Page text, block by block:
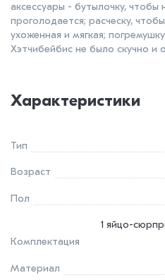
аксессуары - бутылочку,
проголодается; расческу,
ухоженная и мягкая;
Хэтчибейбис не было скучно и
Характеристики
Тип
Возраст
Пол
Комплектация
1 яйцо-
Материал